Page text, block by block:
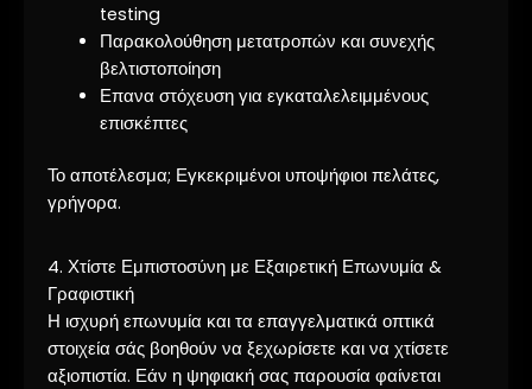
testing
Παρακολούθηση μετατροπών και συνεχής
βελτιστοποίηση
Επανα στόχευση για εγκαταλελειμμένους
επισκέπτες
Το αποτέλεσμα; Εγκεκριμένοι υποψήφιοι πελάτες,
γρήγορα.
4. Χτίστε Εμπιστοσύνη με Εξαιρετική Επωνυμία &
Γραφιστική
Η ισχυρή επωνυμία και τα επαγγελματικά οπτικά
στοιχεία σάς βοηθούν να ξεχωρίσετε και να χτίσετε
αξιοπιστία. Εάν η ψηφιακή σας παρουσία φαίνεται